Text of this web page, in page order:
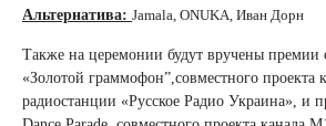
Альтернатива: Jamala, ONUKA, Иван Дорн
Также на церемонии будут вручены премии
«Золотой граммофон”,совместного проекта
радиостанции «Русское Радио Украина», и